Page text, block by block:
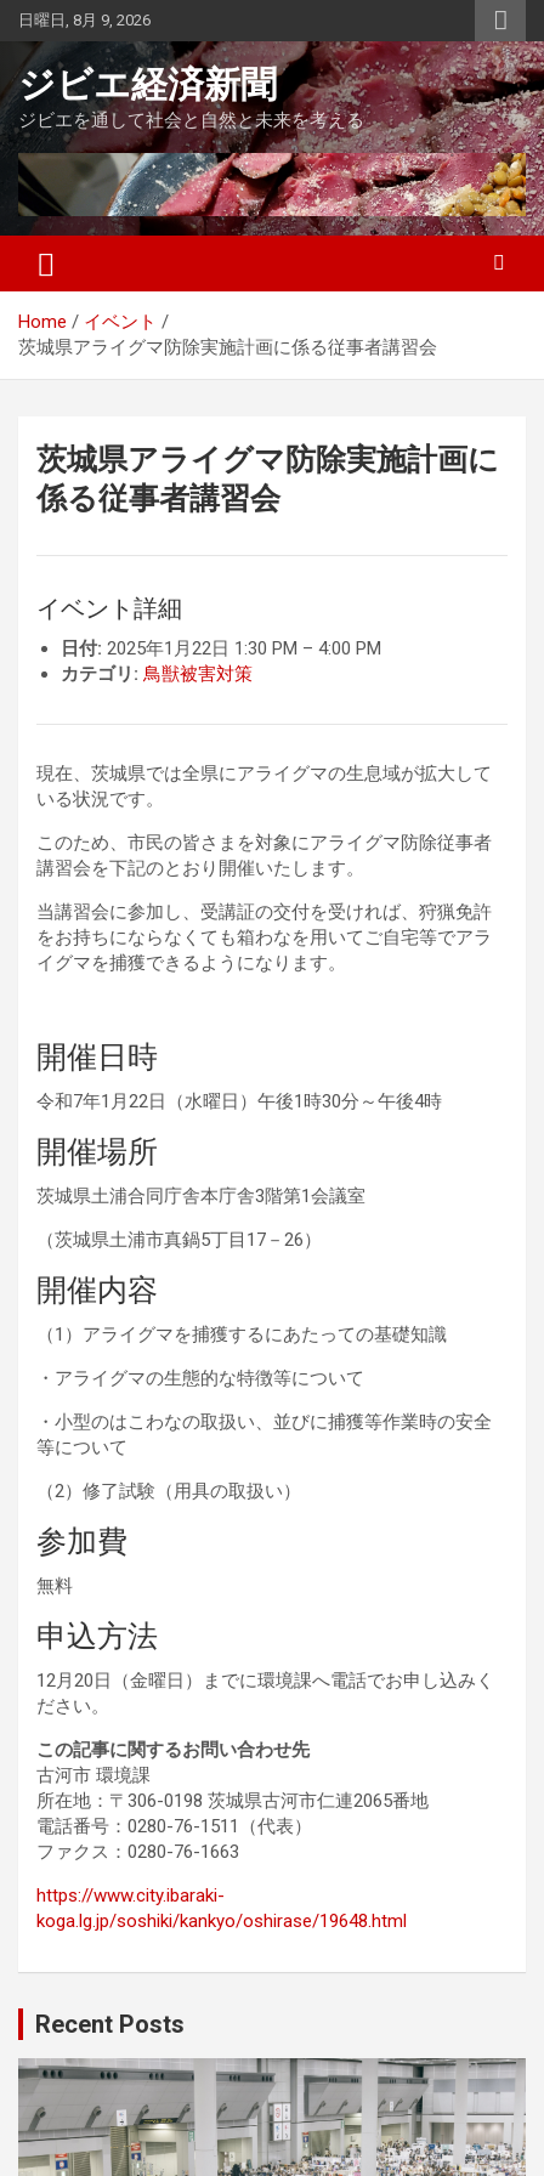
Skip
content
日曜日, 8月 9, 2026
ジビエ経済新聞
ジビエを通して社会と自然と未来を考える
Home
イベント
茨城県アライグマ防除実施計画に係る従事者講習会
茨城県アライグマ防除実施計画に
係る従事者講習会
イベント詳細
日付: 2025年1月22日 1:30 PM – 4:00 PM
カテゴリ: 鳥獣被害対策
現在、茨城県では全県にアライグマの生息域が拡大して
いる状況です。
このため、市民の皆さまを対象にアライグマ防除従事者
講習会を下記のとおり開催いたします。
当講習会に参加し、受講証の交付を受ければ、狩猟免許
をお持ちにならなくても箱わなを用いてご自宅等でアラ
イグマを捕獲できるようになります。
開催日時
令和7年1月22日（水曜日）午後1時30分～午後4時
開催場所
茨城県土浦合同庁舎本庁舎3階第1会議室
（茨城県土浦市真鍋5丁目17－26）
開催内容
（1）アライグマを捕獲するにあたっての基礎知識
・アライグマの生態的な特徴等について
・小型のはこわなの取扱い、並びに捕獲等作業時の安全
等について
（2）修了試験（用具の取扱い）
参加費
無料
申込方法
12月20日（金曜日）までに環境課へ電話でお申し込みく
ださい。
この記事に関するお問い合わせ先
古河市 環境課
所在地：〒306-0198 茨城県古河市仁連2065番地
電話番号：0280-76-1511（代表）
ファクス：0280-76-1663
https://www.city.ibaraki-
koga.lg.jp/soshiki/kankyo/oshirase/19648.html
Recent Posts